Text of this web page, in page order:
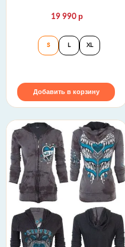
19 990 р
Худи женское
S L XL
Добавить в корзину